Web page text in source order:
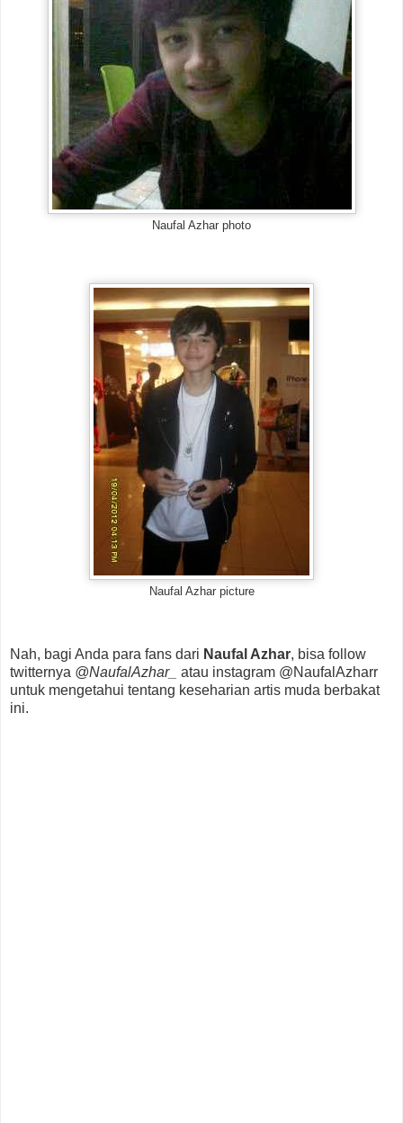
Naufal Azhar photo
Naufal Azhar picture
Nah, bagi Anda para fans dari Naufal Azhar, bisa follow
twitternya @NaufalAzhar_
atau instagram @NaufalAzharr
untuk mengetahui tentang keseharian artis muda berbakat
ini.